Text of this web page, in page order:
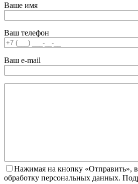
Ваше имя
Ваш телефон
Ваш e-mail
Нажимая на кнопку «Отправить»,
обработку персональных данных.